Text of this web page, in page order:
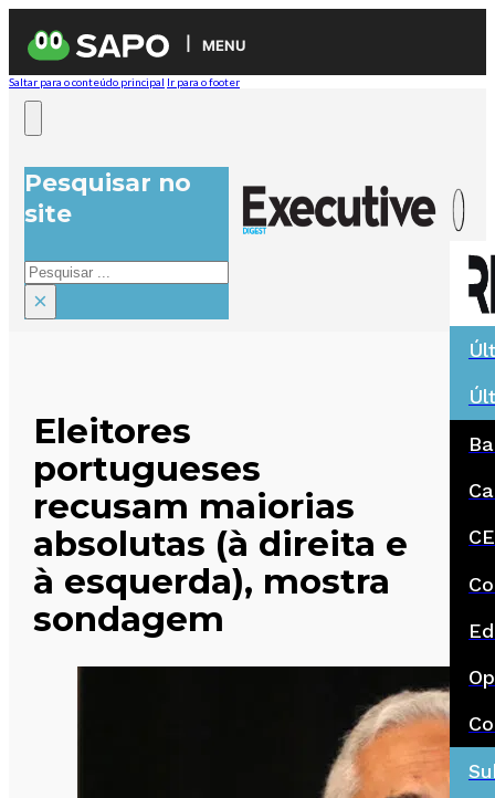
MENU
Saltar para o conteúdo principal Ir para o footer
Pesquisar no
site
Pesquisar
×
Eleitores
portugueses
recusam maiorias
absolutas (à direita e
à esquerda), mostra
sondagem